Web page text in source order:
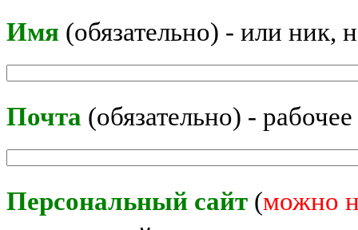
Имя (обязательно) - или ник,
Почта (обязательно) -
Персональный сайт (можно